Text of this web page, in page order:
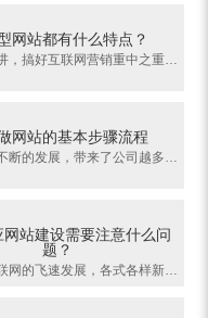
网站都有什么特点？
对于公司来讲，搞好互联网营销重中之重，先得拥有1个独一无二的营销型网站，许多公司在选择网站建设，都不够重视，结果得到网站，要么是展现型网站，要么是模板网站，但是不一样的类型的网站，拥有不一样功能与用处，对于公司要来说这个要明了，还要明了公司本身的需求，现如今，营销型网站最流行，可以提高公司品牌形象，或
网站的基本步骤流程
因为互联网不断的发展，带来了公司越多的发展机遇，所有公司想要把握住互联网的机遇，做好企业做网站就变成了比然，这般公司才能加入互联网，牵手互联网。而在这当中，绝大多数的公司都是传统型公司，自身对互联网十分憧憬，但又对互联网知识十分缺乏，因而在进行做网站时，往往不知道怎样入手。有鉴于此，下边就给大伙儿谈
网站建设需要注意什么问
题？
随着移动互联网的飞速发展，各式各样新意的网站制作形式也是不断涌现，其中最受大伙儿追捧的便是自适应网站。所谓自适应网站，就是指同一个网站，相同网页页面可以支持在手机、电脑、平板电脑、以及各类设备上面能正常浏览的网站，当客户使用一切设备浏览时，网页页面会自动依据其机器设备的屏幕尺寸做好等比缩放，且不会影